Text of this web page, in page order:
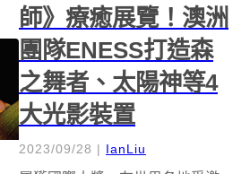
師》療癒展覽！澳洲
團隊ENESS打造森
之舞者、太陽神等4
大光影裝置
2023/09/28 | IanLiu